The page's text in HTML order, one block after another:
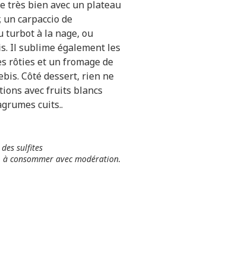
très bien avec un plateau
carpaccio de
turbot à la nage, ou
Il sublime également les
rôties et un fromage de
Côté dessert, rien ne
avec fruits blancs
cuits..
sulfites
consommer avec modération.